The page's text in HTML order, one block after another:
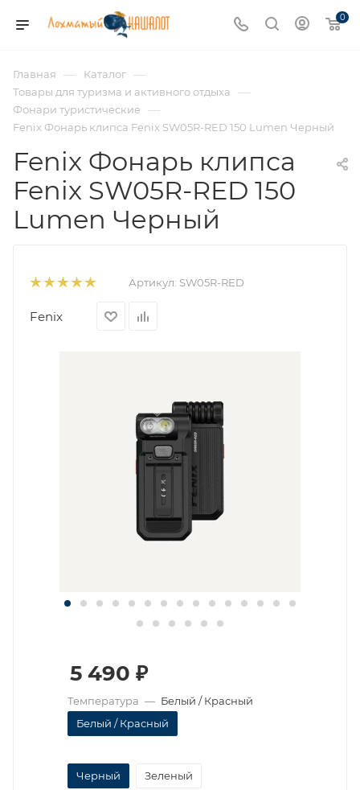
0
Главная — Каталог —
Товары для туризма и активного отдыха —
Фонари туристические —
Fenix Фонарь клипса Fenix SW05R-RED 150 Lumen Черный
Fenix Фонарь клипса
Fenix SW05R-RED 150
Lumen Черный
Артикул: SW05R-RED
Fenix
5 490 ₽
Температура — Белый / Красный
Белый / Красный
Черный Зеленый